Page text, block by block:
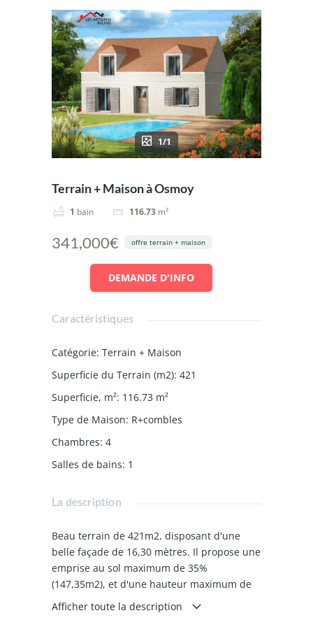
1/1
Terrain + Maison à Osmoy
1 bain 116.73 m²
341,000€ offre terrain + maison
DEMANDE D'INFO
Caractéristiques
Catégorie: Terrain + Maison
Superficie du Terrain (m2): 421
Superficie, m²: 116.73 m²
Type de Maison: R+combles
Chambres: 4
Salles de bains: 1
La description
Beau terrain de 421m2, disposant d'une
belle façade de 16,30 mètres. Il propose une
emprise au sol maximum de 35%
(147,35m2), et d'une hauteur maximum de
8m du sol naturel jusqu'au faîtage. Situé
dans un cadre champêtre, proche du centre
Afficher toute la description